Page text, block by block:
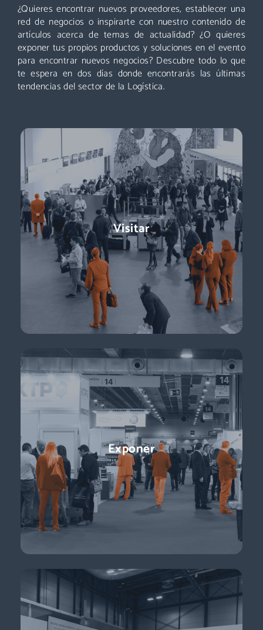
¿Quieres encontrar nuevos proveedores, establecer una
red de negocios o inspirarte con nuestro contenido de
artículos acerca de temas de actualidad? ¿O quieres
exponer tus propios productos y soluciones en el evento
para encontrar nuevos negocios? Descubre todo lo que
te espera en dos días donde encontrarás las últimas
tendencias del sector de la Logística.
Visitar
Un evento que no puedes perderte: miles de profesionales
acuden cada año a Logistics & Automation, no te quedes
fuera. ¡Conoce nuevos proveedores, descubre todas las áreas
y asiste a las mejores conferencias!
Descubre más
Exponer
Exponer
Logistics & Automation es la feria líder en España, el evento
referente para conocer a los decisores de compras:
directores de logística, directores de compras, responsables
de e-commerce … + de 11.000 profesionales para impulsar tu
Descubre más
Conferencias
¡Ponentes líderes, presentaciones centradas en temas de
actualidad y perspectivas sobre el futuro del sector que
están a la vuelta de la esquina!
Descubre más